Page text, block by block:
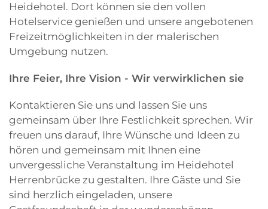
Heidehotel. Dort können sie den vollen
Hotelservice genießen und unsere angebotenen
Freizeitmöglichkeiten in der malerischen
Umgebung nutzen.
Ihre Feier, Ihre Vision - Wir verwirklichen sie
Kontaktieren Sie uns und lassen Sie uns
gemeinsam über Ihre Festlichkeit sprechen. Wir
freuen uns darauf, Ihre Wünsche und Ideen zu
hören und gemeinsam mit Ihnen eine
unvergessliche Veranstaltung im Heidehotel
Herrenbrücke zu gestalten. Ihre Gäste und Sie
sind herzlich eingeladen, unsere